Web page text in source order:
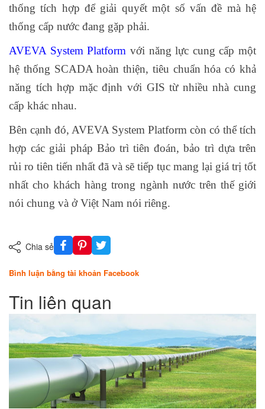
thống tích hợp để giải quyết một số vấn đề mà hệ
thống cấp nước đang gặp phải.
AVEVA System Platform với năng lực cung cấp một
hệ thống SCADA hoàn thiện, tiêu chuẩn hóa có khả
năng tích hợp mặc định với GIS từ nhiều nhà cung
cấp khác nhau.
Bên cạnh đó, AVEVA System Platform còn có thể tích
hợp các giải pháp Bảo trì tiên đoán, bảo trì dựa trên
rủi ro tiên tiến nhất đã và sẽ tiếp tục mang lại giá trị tốt
nhất cho khách hàng trong ngành nước trên thế giới
nói chung và ở Việt Nam nói riêng.
Chia sẻ
Bình luận bằng tài khoản Facebook
Tin liên quan